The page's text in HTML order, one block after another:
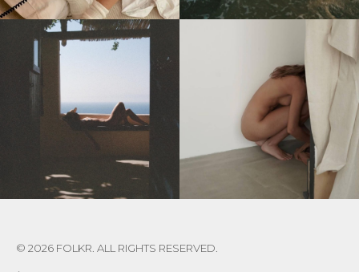
© 2026 FOLKR. ALL RIGHTS RESERVED.